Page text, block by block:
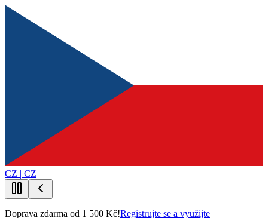
CZ | CZ
Doprava zdarma od 1 500 Kč!Registrujte se a využijte